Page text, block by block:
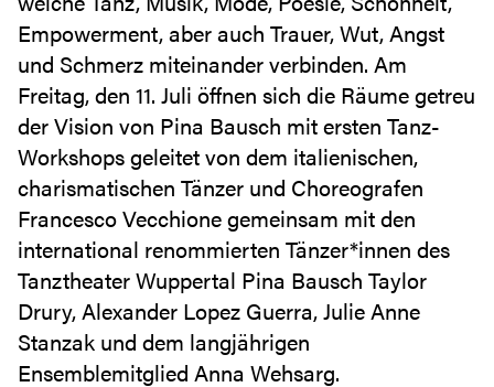
Empowerment, aber auch Trauer, Wut, Angst
und Schmerz miteinander verbinden. Am
Freitag, den 11. Juli öffnen sich die Räume getreu
der Vision von Pina Bausch mit ersten Tanz-
Workshops geleitet von dem italienischen,
charismatischen Tänzer und Choreografen
Francesco Vecchione gemeinsam mit den
international renommierten Tänzer*innen des
Tanztheater Wuppertal Pina Bausch Taylor
Drury, Alexander Lopez Guerra, Julie Anne
Stanzak und dem langjährigen
Ensemblemitglied Anna Wehsarg.